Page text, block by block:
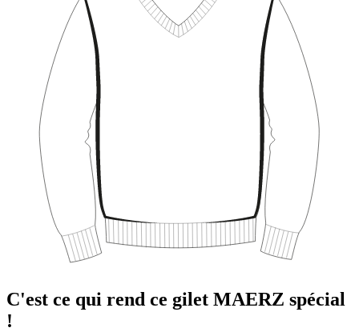
C'est ce qui rend ce gilet MAERZ spécial
!